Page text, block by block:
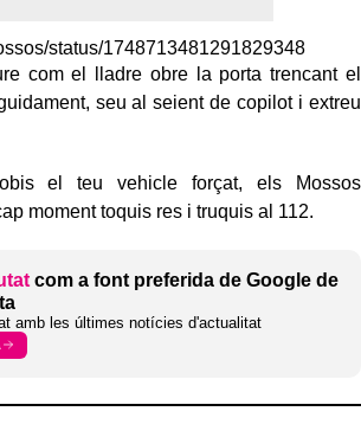
status/1748713481291829348
com el lladre obre la porta trencant el
seu al seient de copilot i extreu
el teu vehicle forçat, els Mossos
moment toquis res i truquis al 112.
com a font preferida de Google de
amb les últimes notícies d'actualitat